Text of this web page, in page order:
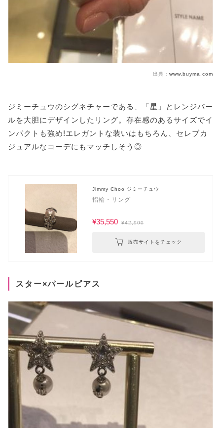
出典： www.buyma.com
ジミーチュウのシグネチャーである、「星」とレンジパー
ルを大胆にデザインしたリング。存在感のあるサイズでイ
ンパクトも強め!エレガントな装いはもちろん、セレブカ
ジュアルなコーデにもマッチしそう◎
Jimmy Choo ジミーチュウ
指輪・リング
¥35,550 ¥42,900
販売サイトをチェック
スター×パールピアス